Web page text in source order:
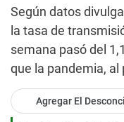
Según datos
la tasa de
semana pasó del
que la pandemia, al
Agregar El